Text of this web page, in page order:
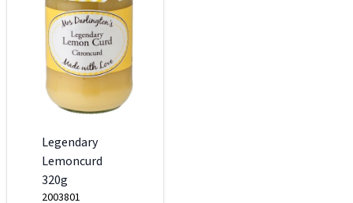
Legendary
Lemoncurd
320g
2003801